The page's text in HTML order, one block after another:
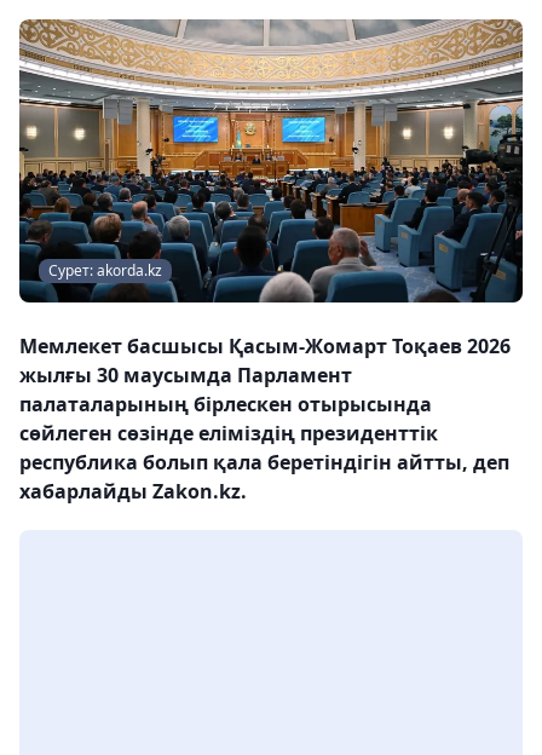
Сурет: akorda.kz
Мемлекет басшысы Қасым-Жомарт Тоқаев 2026
жылғы 30 маусымда Парламент
палаталарының бірлескен отырысында
сөйлеген сөзінде еліміздің президенттік
республика болып қала беретіндігін айтты, деп
хабарлайды Zakon.kz.